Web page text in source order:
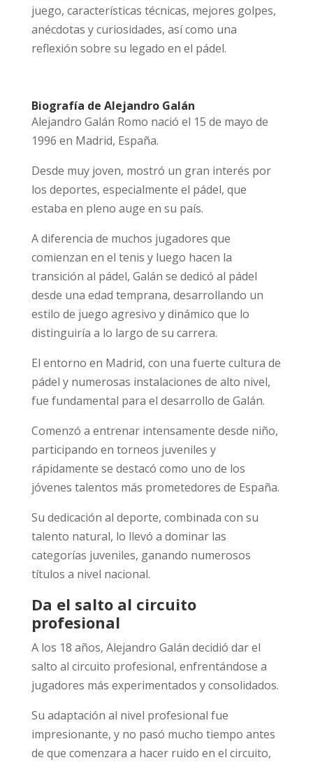
juego, características técnicas, mejores golpes,
anécdotas y curiosidades, así como una
reflexión sobre su legado en el pádel.
Biografía de Alejandro Galán
Alejandro Galán Romo nació el 15 de mayo de
1996 en Madrid, España.
Desde muy joven, mostró un gran interés por
los deportes, especialmente el pádel, que
estaba en pleno auge en su país.
A diferencia de muchos jugadores que
comienzan en el tenis y luego hacen la
transición al pádel, Galán se dedicó al pádel
desde una edad temprana, desarrollando un
estilo de juego agresivo y dinámico que lo
distinguiría a lo largo de su carrera.
El entorno en Madrid, con una fuerte cultura de
pádel y numerosas instalaciones de alto nivel,
fue fundamental para el desarrollo de Galán.
Comenzó a entrenar intensamente desde niño,
participando en torneos juveniles y
rápidamente se destacó como uno de los
jóvenes talentos más prometedores de España.
Su dedicación al deporte, combinada con su
talento natural, lo llevó a dominar las
categorías juveniles, ganando numerosos
títulos a nivel nacional.
Da el salto al circuito
profesional
A los 18 años, Alejandro Galán decidió dar el
salto al circuito profesional, enfrentándose a
jugadores más experimentados y consolidados.
Su adaptación al nivel profesional fue
impresionante, y no pasó mucho tiempo antes
de que comenzara a hacer ruido en el circuito,